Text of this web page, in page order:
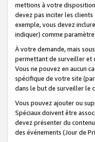
mettions à votre
devez pas inciter les clients
exemple, vous devez
indiquer) comme
À votre demande, mais
permettant de surveiller et
Vous ne pouvez en aucun
spécifique de votre site
dans le but de surveiller le
Vous pouvez ajouter ou
Spéciaux doivent être
devez présenter du
des événements (Jour de